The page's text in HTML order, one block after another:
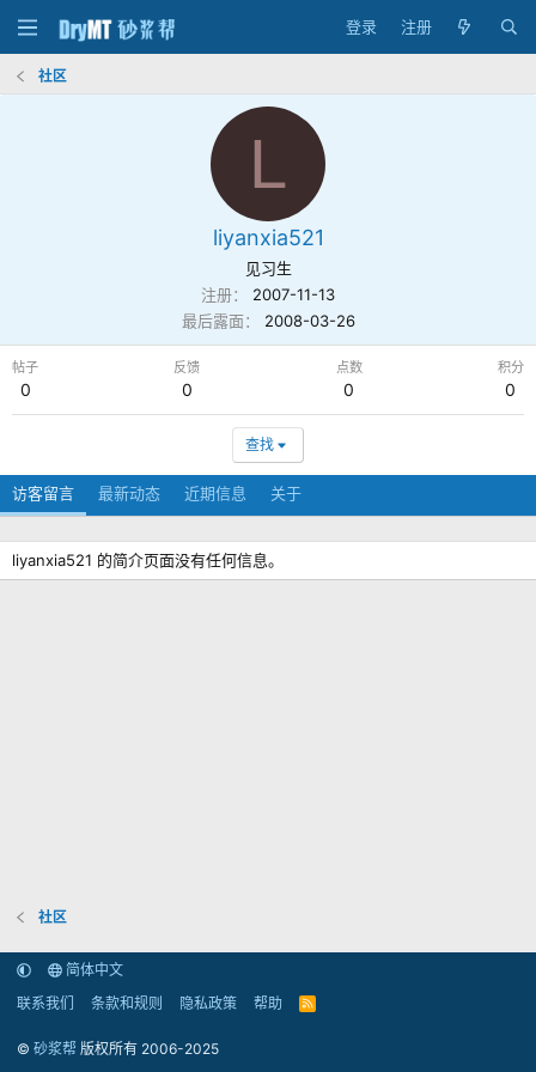
登录 注册
社区
L
liyanxia521
见习生
注册
2007-11-13
最后露面
2008-03-26
帖子
0
反馈
0
点数
0
积分
0
查找
访客留言 最新动态 近期信息 关于
liyanxia521 的简介页面没有任何信息。
社区
简体中文
联系我们
条款和规则 隐私政策 帮助
R
© 砂浆帮 版权所有 2006-2025